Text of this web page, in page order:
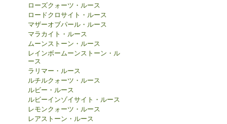
ローズクォーツ・ルース
ロードクロサイト・ルース
マザーオブパール・ルース
マラカイト・ルース
ムーンストーン・ルース
レインボームーンストーン・ル
ース
ラリマー・ルース
ルチルクォーツ・ルース
ルビー・ルース
ルビーインゾイサイト・ルース
レモンクォーツ・ルース
レアストーン・ルース